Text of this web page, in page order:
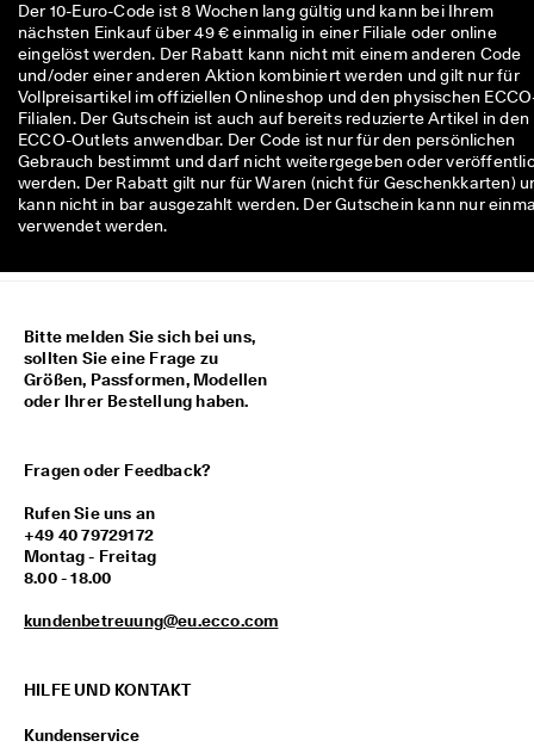
Der 10-Euro-Code ist 8 Wochen lang gültig und kann bei Ihrem
nächsten Einkauf über 49 € einmalig in einer Filiale oder online
eingelöst werden. Der Rabatt kann nicht mit einem anderen Code
und/oder einer anderen Aktion kombiniert werden und gilt nur für
Vollpreisartikel im offiziellen Onlineshop und den physischen
Filialen. Der Gutschein ist auch auf bereits reduzierte Artikel in den
ECCO-Outlets anwendbar. Der Code ist nur für den persönlichen
Gebrauch bestimmt und darf nicht weitergegeben oder
werden. Der Rabatt gilt nur für Waren (nicht für Geschenkkarten)
kann nicht in bar ausgezahlt werden. Der Gutschein kann nur
verwendet werden.
Bitte melden Sie sich bei uns,
sollten Sie eine Frage zu
Größen, Passformen, Modellen
oder Ihrer Bestellung haben.
Fragen oder Feedback?
Rufen Sie uns an
+49 40 79729172
Montag - Freitag
8.00 - 18.00
kundenbetreuung@eu.ecco.com
HILFE UND KONTAKT
Kundenservice